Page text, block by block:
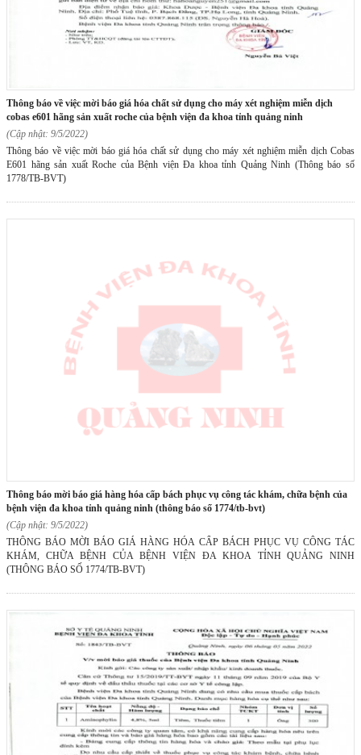
thông báo về việc mời báo giá hóa chất sử dụng cho máy xét nghiệm miễn dịch
cobas e601 hãng sản xuất roche của bệnh viện đa khoa tỉnh quảng ninh
(Cập nhật: 9/5/2022)
Thông báo về việc mời báo giá hóa chất sử dụng cho máy xét nghiệm miễn dịch Cobas
E601 hãng sản xuất Roche của Bệnh viện Đa khoa tỉnh Quảng Ninh (Thông báo số
1778/TB-BVT)
thông báo mời báo giá hàng hóa cấp bách phục vụ công tác khám, chữa bệnh của
bệnh viện đa khoa tỉnh quảng ninh (thông báo số 1774/tb-bvt)
(Cập nhật: 9/5/2022)
THÔNG BÁO MỜI BÁO GIÁ HÀNG HÓA CẤP BÁCH PHỤC VỤ CÔNG TÁC
KHÁM, CHỮA BỆNH CỦA BỆNH VIỆN ĐA KHOA TỈNH QUẢNG NINH
(THÔNG BÁO SỐ 1774/TB-BVT)